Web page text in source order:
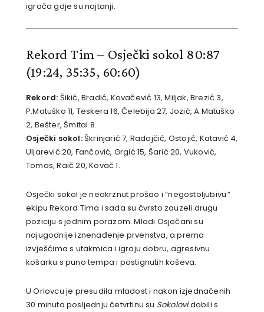
igrača gdje su najtanji.
Rekord Tim – Osječki sokol 80:87
(19:24, 35:35, 60:60)
Rekord: Šikić, Bradić, Kovačević 13, Miljak, Brezić 3,
P.Matuško 11, Teskera 16, Čelebija 27, Jozić, A.Matuško
2, Bešter, Šmital 8.
Osječki sokol:Škrinjarić 7, Radojčić, Ostojić, Katavić 4,
Uljarević 20, Fančović, Grgić 15, Šarić 20, Vuković,
Tomas, Raič 20, Kovač 1.
Osječki sokol je neokrznut prošao i “negostoljubivu“
ekipu Rekord Tima i sada su čvrsto zauzeli drugu
poziciju s jednim porazom. Mladi Osječani su
najugodnije iznenađenje prvenstva, a prema
izvješćima s utakmica i igraju dobru, agresivnu
košarku s puno tempa i postignutih koševa.
U Oriovcu je presudila mladost i nakon izjednačenih
30 minuta posljednju četvrtinu su Sokolovidobili s